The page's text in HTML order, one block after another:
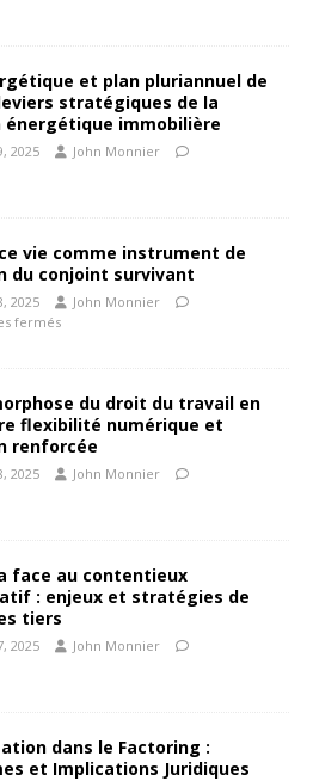
et plan pluriannuel de
stratégiques de la
immobilière
2025
John Monnier
vie comme instrument de
du conjoint survivant
2025
John Monnier
fermés
du droit du travail en
flexibilité numérique et
renforcée
2025
John Monnier
face au contentieux
: enjeux et stratégies de
tiers
2025
John Monnier
dans le Factoring :
et Implications Juridiques